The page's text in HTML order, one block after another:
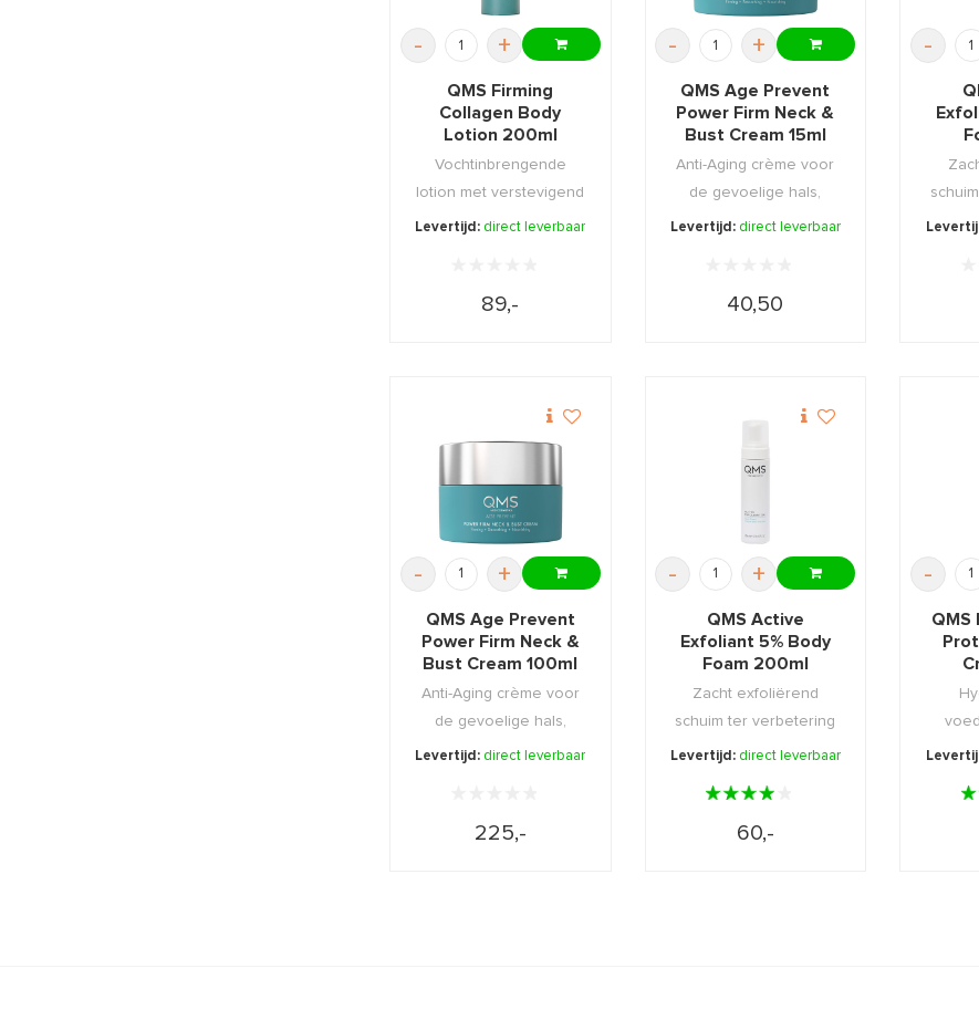
- +
QMS Firming
Collagen Body
Lotion 200ml
Vochtinbrengende
lotion met verstevigend
complex.
Levertijd: direct leverbaar
89,-
- +
QMS Age Prevent
Power Firm Neck &
Bust Cream 15ml
Anti-Aging crème voor
de gevoelige hals,
decolleté en bors ...
Levertijd: direct leverbaar
40,50
-
- +
QMS Age Prevent
Power Firm Neck &
Bust Cream 100ml
Anti-Aging crème voor
de gevoelige hals,
decolleté en bors ...
Levertijd: direct leverbaar
225,-
- +
QMS Active
Exfoliant 5% Body
Foam 200ml
Zacht exfoliërend
schuim ter verbetering
van de huid.
Levertijd: direct leverbaar
60,-
-
QMS